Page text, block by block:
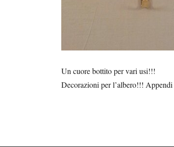
Un cuore bottito per vari usi!!!
Decorazioni per l’albero!!!